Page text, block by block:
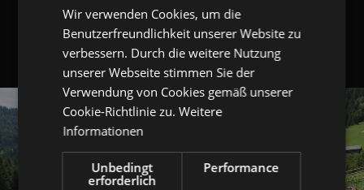
Wir verwenden Cookies, um die
Benutzerfreundlichkeit unserer Website zu
verbessern. Durch die weitere Nutzung
unserer Webseite stimmen Sie der
Verwendung von Cookies gemäß unserer
Cookie-Richtlinie zu. Weitere
Informationen
Unbedingt
erforderlich
Performance